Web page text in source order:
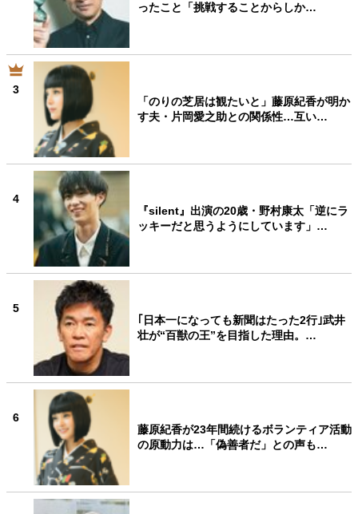
ったこと「挑戦することからしか…
3
「のりの芝居は観たいと」藤原紀香が明か
す夫・片岡愛之助との関係性…互い…
4
『silent』出演の20歳・野村康太「逆にラ
ッキーだと思うようにしています」…
5
｢日本一になっても新聞はたった2行｣武井
壮が“百獣の王”を目指した理由。…
6
藤原紀香が23年間続けるボランティア活動
の原動力は…「偽善者だ」との声も…